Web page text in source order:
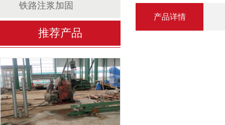
铁路注浆加固
推荐产品
产品详情